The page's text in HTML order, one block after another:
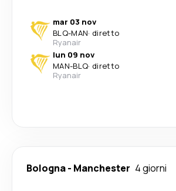
mar 03 nov
BLQ-MAN· diretto
Ryanair
lun 09 nov
MAN-BLQ· diretto
Ryanair
Bologna- Manchester 4 giorni